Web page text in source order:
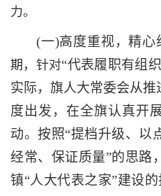
力。
(一)高度重视，精心
期， 针对“代表履职有组
实际，旗人大常委会从
度出发，在全旗认真开
动。按照“提档升级、以
经常、保证质量”的思路
镇“人大代表之家”建设的